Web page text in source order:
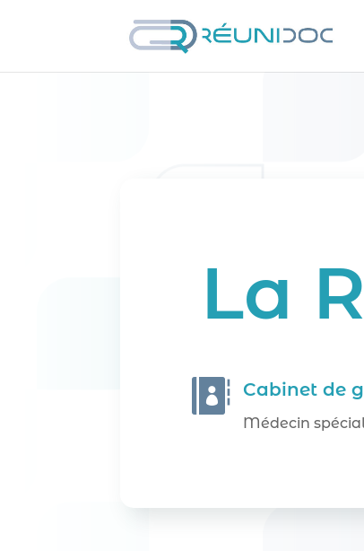
La
 Cabinet de
Médecin